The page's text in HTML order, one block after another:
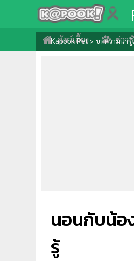
สัตว์เลี้ยง ข่าว
Kapook Pet> บทความน่ารู้
นอนกับน้อ
รู้